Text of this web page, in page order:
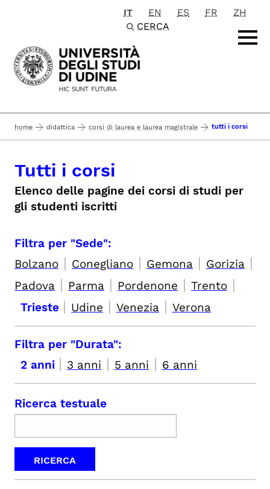
Passa al contenuto principale
IT EN ES FR
ZH
CERCA
home didattica corsi di laurea e laurea magistrale tutti i corsi
Tutti i corsi
Elenco delle pagine dei corsi di studi per
gli studenti iscritti
Filtra per "Sede":
Bolzano | Conegliano | Gemona | Gorizia |
Padova | Parma | Pordenone | Trento |
Trieste | Udine | Venezia | Verona
Filtra per "Durata":
2 anni | 3 anni | 5 anni | 6 anni
Ricerca testuale